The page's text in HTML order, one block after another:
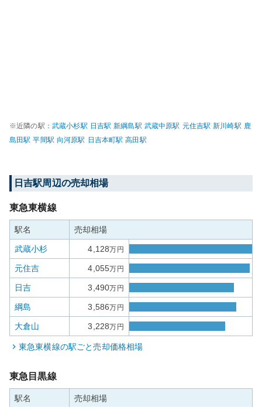
※近隣の駅： 武蔵小杉駅 日吉駅 新綱島駅 武蔵中原駅 元住吉駅 新川崎駅 鹿
島田駅 平間駅 向河原駅 日吉本町駅 高田駅
日吉駅周辺の売却相場
東急東横線
駅名 売却相場
武蔵小杉 4,128万円
元住吉 4,055万円
日吉 3,490万円
綱島 3,586万円
大倉山 3,228万円
東急東横線の駅ごと売却価格相場
東急目黒線
駅名 売却相場